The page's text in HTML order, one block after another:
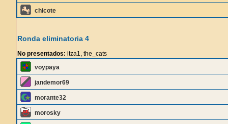
chicote
Ronda eliminatoria 4
No presentados: itza1, the_cats
voypaya
jandemor69
morante32
morosky